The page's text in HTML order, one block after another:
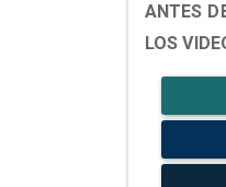
ANTES
LOS